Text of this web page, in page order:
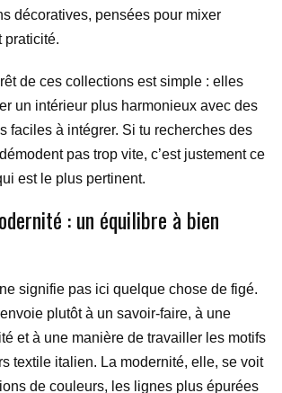
décoratives, pensées pour mixer
praticité.
de ces collections est simple : elles
un intérieur plus harmonieux avec des
faciles à intégrer. Si tu recherches des
pas trop vite, c’est justement ce
est le plus pertinent.
: un équilibre à bien
ne signifie pas ici quelque chose de figé.
plutôt à un savoir-faire, à une
et à une manière de travailler les motifs
textile italien. La modernité, elle, se voit
de couleurs, les lignes plus épurées